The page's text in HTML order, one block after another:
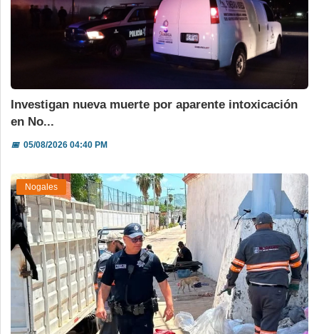
Investigan nueva muerte por aparente intoxicación
en No...
📅05/08/2026 04:40 PM
Nogales